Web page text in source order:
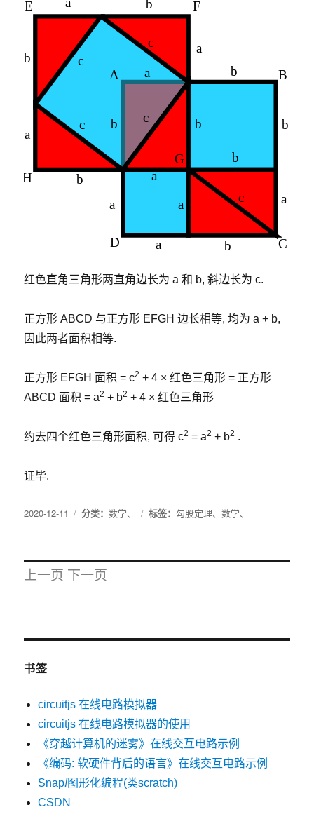
红色直角三角形两直角边长为 a 和 b, 斜边长为 c.
正方形 ABCD 与正方形 EFGH 边长相等, 均为 a + b,
因此两者面积相等.
正方形 EFGH 面积 = c2 + 4 × 红色三角形 = 正方形
ABCD 面积 = a2 + b2 + 4 × 红色三角形
约去四个红色三角形面积, 可得 c2 = a2 + b2 .
证毕.
2020-12-11 分类：数学、 标签： 勾股定理、数学、
上一页 下一页
书签
circuitjs 在线电路模拟器
circuitjs 在线电路模拟器的使用
《穿越计算机的迷雾》在线交互电路示例
《编码: 软硬件背后的语言》在线交互电路示例
Snap!图形化编程(类scratch)
CSDN